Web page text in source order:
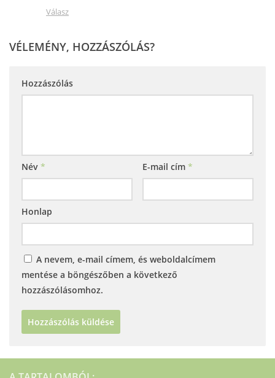
Válasz
VÉLEMÉNY, HOZZÁSZÓLÁS?
Hozzászólás
Név * E-mail cím *
Honlap
A nevem, e-mail címem, és weboldalcímem
mentése a böngészőben a következő
hozzászólásomhoz.